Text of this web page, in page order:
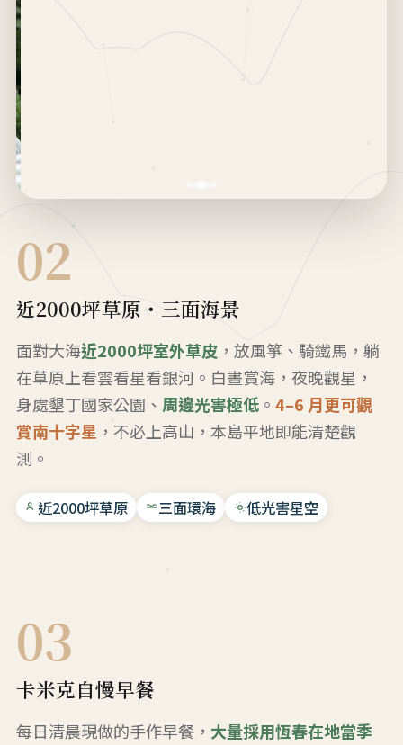
02
近2000坪草原・三面海景
面對大海近2000坪室外草皮，放風箏、騎鐵馬，躺
在草原上看雲看星看銀河。白晝賞海，夜晚觀星，
身處墾丁國家公園、 周邊光害極低。 4–6 月更可觀
賞南十字星 ，不必上高山，本島平地即能清楚觀
測。
近2000坪草原 三面環海 低光害星空
03
卡米克自慢早餐
每日清晨現做的手作早餐， 大量採用恆春在地當季